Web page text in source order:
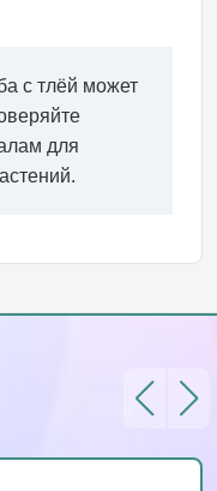
с тлёй может
для